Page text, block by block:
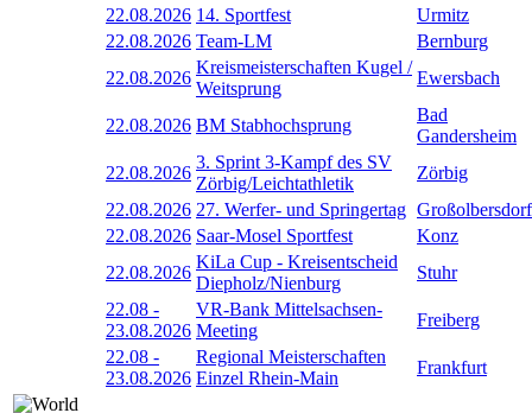
22.08.2026 14. Sportfest
Urmitz
22.08.2026 Team-LM
Bernburg
22.08.2026
Kreismeisterschaften Kugel /
Weitsprung
Ewersbach
22.08.2026 BM Stabhochsprung
Bad
Gandersheim
22.08.2026
3. Sprint 3-Kampf des SV
Zörbig/Leichtathletik
Zörbig
22.08.2026 27. Werfer- und Springertag Großolbersdorf
22.08.2026 Saar-Mosel Sportfest
Konz
22.08.2026
KiLa Cup - Kreisentscheid
Diepholz/Nienburg
Stuhr
22.08 -
23.08.2026
VR-Bank Mittelsachsen-
Meeting
Freiberg
22.08 -
23.08.2026
Regional Meisterschaften
Einzel Rhein-Main
Frankfurt